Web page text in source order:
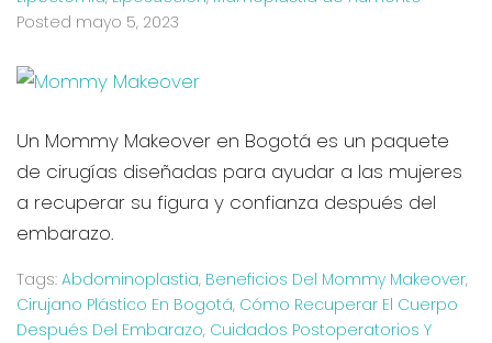
Posted mayo 5, 2023
Un Mommy Makeover en Bogotá es un paquete
de cirugías diseñadas para ayudar a las mujeres
a recuperar su figura y confianza después del
embarazo.
Tags: Abdominoplastia, Beneficios Del Mommy Makeover,
Cirujano Plástico En Bogotá, Cómo Recuperar El Cuerpo
Después Del Embarazo, Cuidados Postoperatorios Y